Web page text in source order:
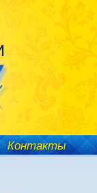
Контакты